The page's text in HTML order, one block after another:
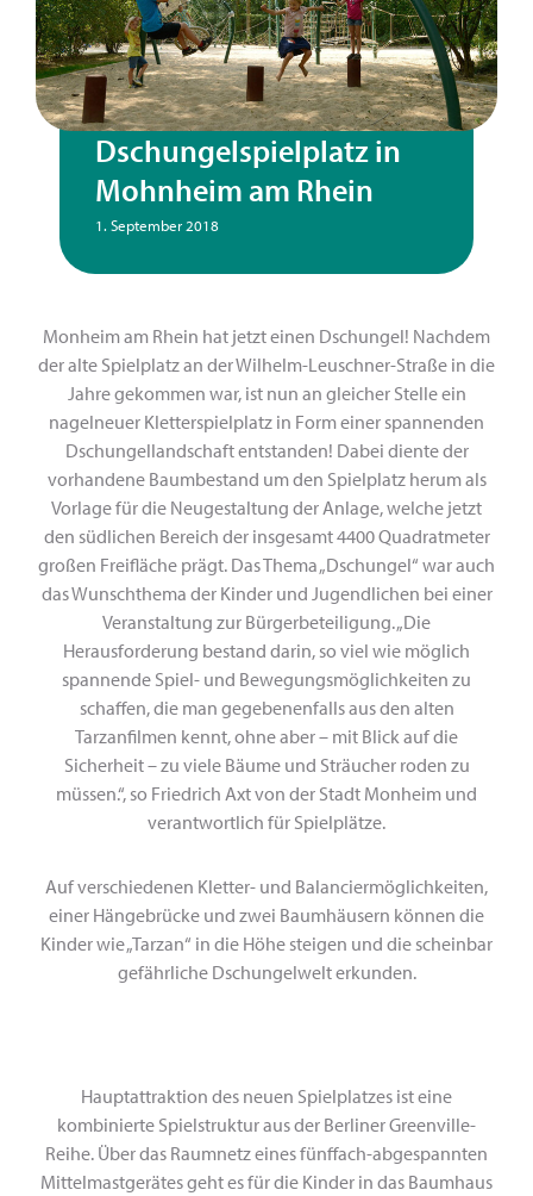
Dschungelspielplatz in
Mohnheim am Rhein
1. September 2018
Monheim am Rhein hat jetzt einen Dschungel! Nachdem
der alte Spielplatz an der Wilhelm-Leuschner-Straße in die
Jahre gekommen war, ist nun an gleicher Stelle ein
nagelneuer Kletterspielplatz in Form einer spannenden
Dschungellandschaft entstanden! Dabei diente der
vorhandene Baumbestand um den Spielplatz herum als
Vorlage für die Neugestaltung der Anlage, welche jetzt
den südlichen Bereich der insgesamt 4400 Quadratmeter
großen Freifläche prägt. Das Thema „Dschungel“ war auch
das Wunschthema der Kinder und Jugendlichen bei einer
Veranstaltung zur Bürgerbeteiligung. „Die
Herausforderung bestand darin, so viel wie möglich
spannende Spiel- und Bewegungsmöglichkeiten zu
schaffen, die man gegebenenfalls aus den alten
Tarzanfilmen kennt, ohne aber – mit Blick auf die
Sicherheit – zu viele Bäume und Sträucher roden zu
müssen.“, so Friedrich Axt von der Stadt Monheim und
verantwortlich für Spielplätze.
Auf verschiedenen Kletter- und Balanciermöglichkeiten,
einer Hängebrücke und zwei Baumhäusern können die
Kinder wie „Tarzan“ in die Höhe steigen und die scheinbar
gefährliche Dschungelwelt erkunden.
Hauptattraktion des neuen Spielplatzes ist eine
kombinierte Spielstruktur aus der Berliner Greenville-
Reihe. Über das Raumnetz eines fünffach-abgespannten
Mittelmastgerätes geht es für die Kinder in das Baumhaus